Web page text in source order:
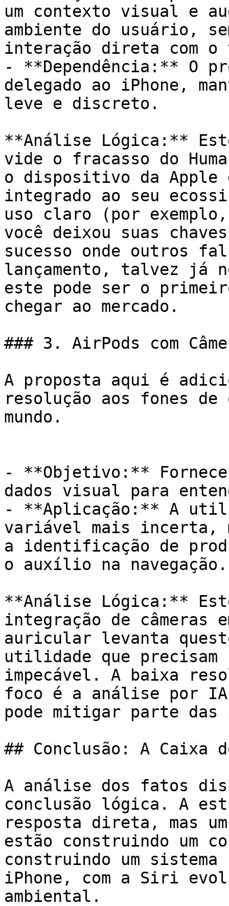
um contexto visual e
ambiente do usuário,
interação direta com
- **Dependência:** O
delegado ao iPhone,
leve e discreto.
**Análise Lógica:**
vide o fracasso do
o dispositivo da Apple
integrado ao seu
uso claro (por
você deixou suas
sucesso onde outros
lançamento, talvez já
este pode ser o
chegar ao mercado.
### 3. AirPods com
A proposta aqui é
resolução aos fones de
mundo.
- **Objetivo:**
dados visual para
- **Aplicação:** A
variável mais incerta,
a identificação de
o auxílio na navegação.
**Análise Lógica:**
integração de
auricular levanta
utilidade que
impecável. A baixa
foco é a análise por
pode mitigar parte das
## Conclusão: A Caixa
A análise dos fatos
conclusão lógica. A
resposta direta, mas
estão construindo um
construindo um
iPhone, com a Siri
ambiental.